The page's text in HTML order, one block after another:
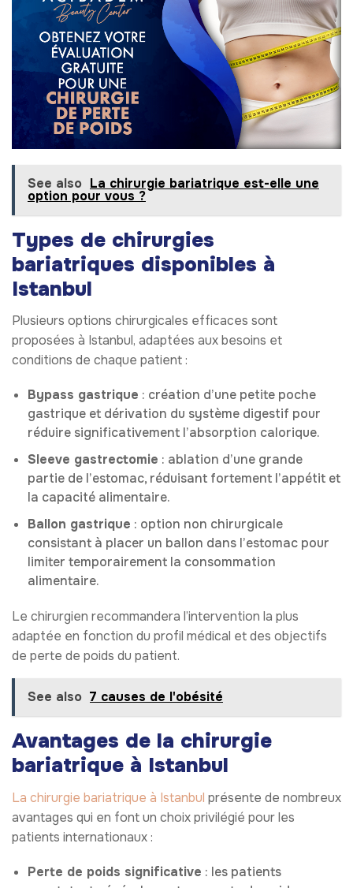
See also La chirurgie bariatrique est-elle une
option pour vous ?
Types de chirurgies
bariatriques disponibles à
Istanbul
Plusieurs options chirurgicales efficaces sont
proposées à Istanbul, adaptées aux besoins et
conditions de chaque patient :
Bypass gastrique : création d’une petite poche
gastrique et dérivation du système digestif pour
réduire significativement l’absorption calorique.
Sleeve gastrectomie : ablation d’une grande
partie de l’estomac, réduisant fortement l’appétit et
la capacité alimentaire.
Ballon gastrique : option non chirurgicale
consistant à placer un ballon dans l’estomac pour
limiter temporairement la consommation
alimentaire.
Le chirurgien recommandera l’intervention la plus
adaptée en fonction du profil médical et des objectifs
de perte de poids du patient.
See also 7 causes de l'obésité
Avantages de la chirurgie
bariatrique à Istanbul
La chirurgie bariatrique à Istanbul présente de nombreux
avantages qui en font un choix privilégié pour les
patients internationaux :
Perte de poids significative : les patients